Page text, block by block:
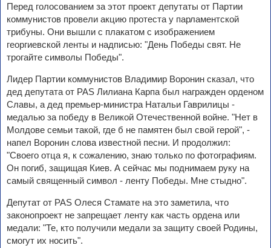
Перед голосованием за этот проект депутаты от Партии
коммунистов провели акцию протеста у парламентской
трибуны. Они вышли с плакатом с изображением
георгиевской ленты и надписью: "День Победы свят. Не
трогайте символы Победы".
Лидер Партии коммунистов Владимир Воронин сказал, что
дед депутата от PAS Лилиана Карпа был награжден орденом
Славы, а дед премьер-министра Натальи Гаврилицы -
медалью за победу в Великой Отечественной войне. "Нет в
Молдове семьи такой, где б не памятен был свой герой", -
напел Воронин слова известной песни. И продолжил:
"Своего отца я, к сожалению, знаю только по фотографиям.
Он погиб, защищая Киев. А сейчас мы поднимаем руку на
самый священный символ - ленту Победы. Мне стыдно".
Депутат от PAS Олеся Стамате на это заметила, что
законопроект не запрещает ленту как часть ордена или
медали: "Те, кто получили медали за защиту своей Родины,
смогут их носить".